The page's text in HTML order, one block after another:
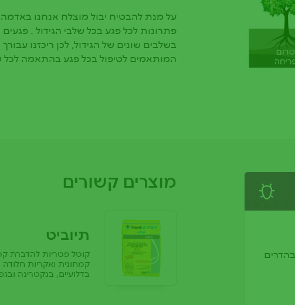
על מנת להבטיח יבול מוצלח אנחנו
פתרונות לכל פגע בכל שלבי הגידול . פגעים
בשלבים שונים של הגידול, לכן ריכזנו
המותאמים לטיפול בכל פגע בהתאמה
מוצרים קשורים
תיוביט
קוטל פטריות להדברת
קמחונית ואקריות
בדלועיים, בנקטרינה